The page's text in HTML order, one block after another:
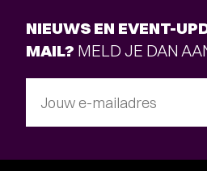
NIEUWS EN EVENT-
MAIL? MELD JE DAN
Jouw e-mailadres